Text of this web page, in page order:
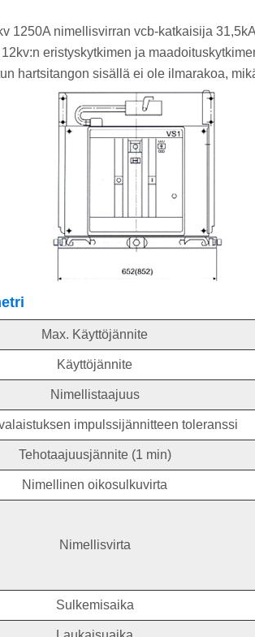
1250A nimellisvirran vcb-katkaisija
eristyskytkimen ja
hartsitangon sisällä ei ole ilmarakoa,
Max. Käyttöjännite
Käyttöjännite
Nimellistaajuus
impulssijännitteen toleranssi
Tehotaajuusjännite (1 min)
Nimellinen oikosulkuvirta
Nimellisvirta
Sulkemisaika